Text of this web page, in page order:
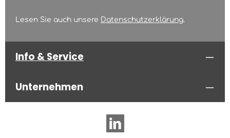
Lesen Sie auch unsere Datenschutzerklärung.
Info & Service
Unternehmen